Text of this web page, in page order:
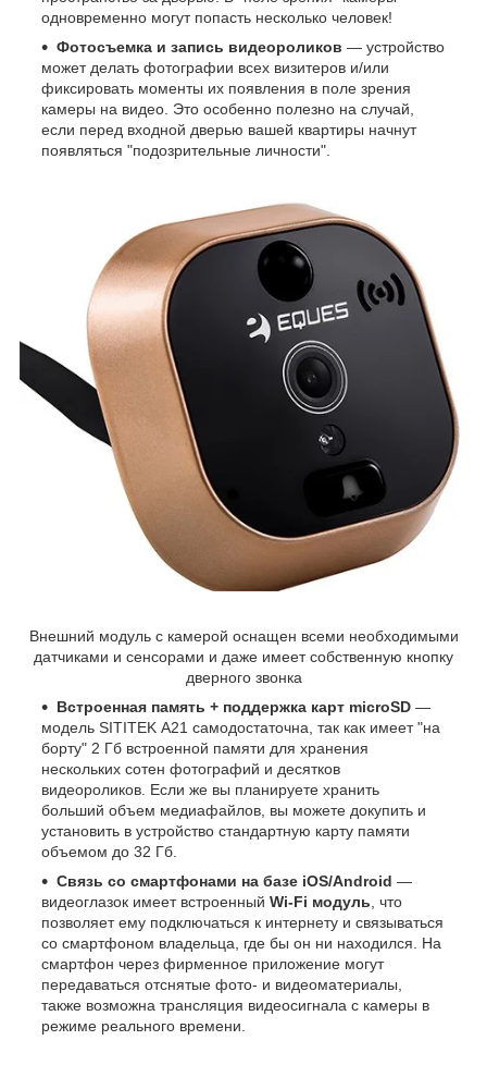
одновременно могут попасть несколько человек!
Фотосъемка и запись видеороликов — устройство
может делать фотографии всех визитеров и/или
фиксировать моменты их появления в поле зрения
камеры на видео. Это особенно полезно на случай,
если перед входной дверью вашей квартиры начнут
появляться "подозрительные личности".
Внешний модуль с камерой оснащен всеми необходимыми
датчиками и сенсорами и даже имеет собственную кнопку
дверного звонка
Встроенная память + поддержка карт microSD —
модель SITITEK А21 самодостаточна, так как имеет "на
борту" 2 Гб встроенной памяти для хранения
нескольких сотен фотографий и десятков
видеороликов. Если же вы планируете хранить
больший объем медиафайлов, вы можете докупить и
установить в устройство стандартную карту памяти
объемом до 32 Гб.
Связь со смартфонами на базе iOS/Android —
видеоглазок имеет встроенный Wi-Fi модуль , что
позволяет ему подключаться к интернету и связываться
со смартфоном владельца, где бы он ни находился. На
смартфон через фирменное приложение могут
передаваться отснятые фото- и видеоматериалы,
также возможна трансляция видеосигнала с камеры в
режиме реального времени.